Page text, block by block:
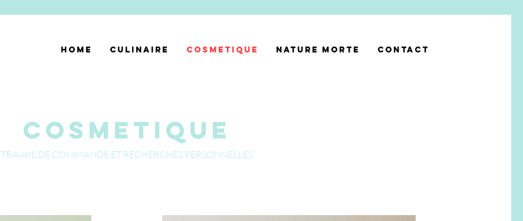
HOME CULINAIRE COSMETIQUE NATURE MORTE CONTACT
COSMETIQUE
TRAVAIL DE COMMANDE ET RECHERCHES PERSONNELLES